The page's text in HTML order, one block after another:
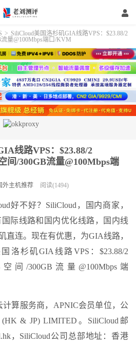
> SiliCloud美国洛杉矶GIA线路VPS：$23.88/2
量@100Mbps端口/KVM
线路VPS：$23.88/2
间/300GB流量@100Mbps端
外主机推荐 阅读(1494)
好不好？SiliCloud，国内商家，
际线路和国内优化线路，国内线
直连。现在有优惠，为GIA线路，
洛杉矶GIA线路VPS：$23.88/2
间/300GB流量@100Mbps端
计算服务商，APNIC会员单位，公
& JP) LIMITED。SiliCloud邮
，SiliCloud公司总部地址：香港